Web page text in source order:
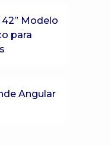
42” Modelo
para
Angular